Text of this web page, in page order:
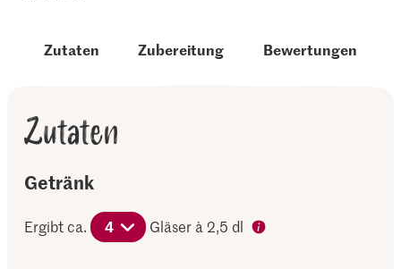
Zutaten Zubereitung Bewertungen
Zutaten
Getränk
Ergibt ca. 4 Gläser à 2,5 dl